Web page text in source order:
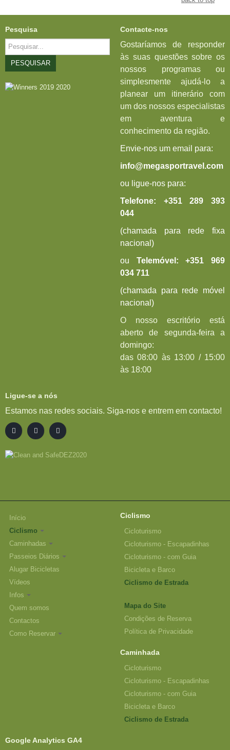
Pesquisa
Pesquisar...
PESQUISAR
Contacte-nos
Gostaríamos de responder
às suas questões sobre os
nossos programas ou
simplesmente ajudá-lo a
planear um itinerário com
um dos nossos especialistas
em aventura e
conhecimento da região.
Envie-nos um email para:
info@megasportravel.com
ou ligue-nos para:
Telefone: +351 289 393
044
(chamada para rede fixa
nacional)
ou Telemóvel: +351 969
034 711
(chamada para rede móvel
nacional)
O nosso escritório está
aberto de segunda-feira a
domingo:
das 08:00 às 13:00 / 15:00
às 18:00
Ligue-se a nós
Estamos nas redes sociais. Siga-nos e entrem em contacto!
Início
Ciclismo
Caminhadas
Passeios Diários
Alugar Bicicletas
Vídeos
Infos
Quem somos
Contactos
Como Reservar
Ciclismo
Cicloturismo
Cicloturismo - Escapadinhas
Cicloturismo - com Guia
Bicicleta e Barco
Ciclismo de Estrada
Mapa do Site
Condições de Reserva
Política de Privacidade
Caminhada
Cicloturismo
Cicloturismo - Escapadinhas
Cicloturismo - com Guia
Bicicleta e Barco
Ciclismo de Estrada
Google Analytics GA4